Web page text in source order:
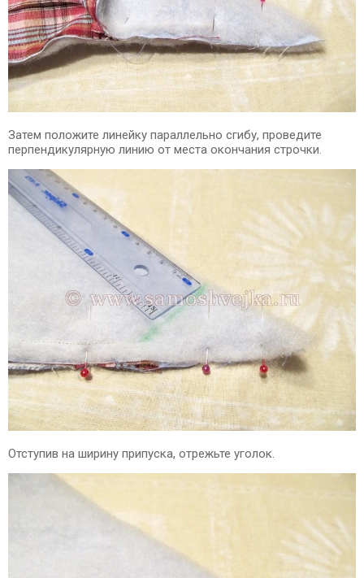
Затем положите линейку параллельно сгибу, проведите
перпендикулярную линию от места окончания строчки.
Отступив на ширину припуска, отрежьте уголок.